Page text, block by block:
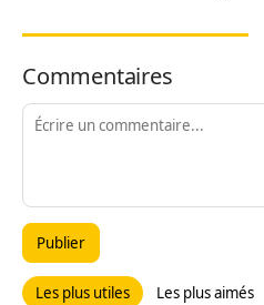
Commentaires
Publier
Les plus utiles Les plus aimés